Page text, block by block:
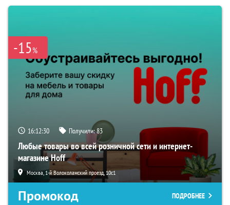
-15%
16:12:29 Получили:83
Любые товары во всей розничной сети и интернет-
магазине Hoff
Москва, 1-й Волоколамский проезд, 10с1
Промокод ПОДРОБНЕЕ